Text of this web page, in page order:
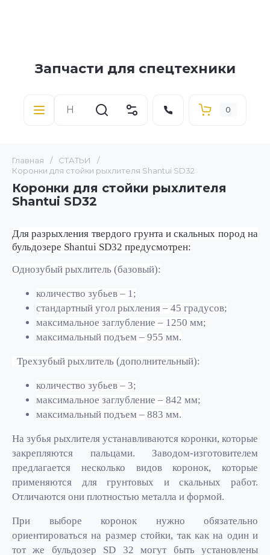
Запчасти для спецтехники
0
Главная / СТАТЬИ
/
Коронки для стойки рыхлителя Shantui SD32
Коронки для стойки рыхлителя
Shantui SD32
Для разрыхления твердого грунта и скальных пород на
бульдозере Shantui SD32 предусмотрен:
Однозубый рыхлитель (базовый):
количество зубьев – 1;
стандартный угол рыхления – 45 градусов;
максимальное заглубление – 1250 мм;
максимальный подъем – 955 мм.
Трехзубый рыхлитель (дополнительный):
количество зубьев – 3;
максимальное заглубление – 842 мм;
максимальный подъем – 883 мм.
На зубья рыхлителя устанавливаются коронки, которые
закрепляются пальцами. Заводом-изготовителем
предлагается несколько видов коронок, которые
применяются для грунтовых и скальных работ.
Отличаются они плотностью металла и формой.
При выборе коронок нужно обязательно
ориентироваться на размер стойки, так как на один и
тот же бульдозер SD 32 могут быть установлены